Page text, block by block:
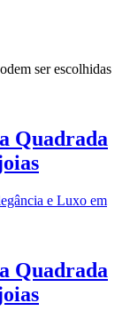
ser escolhidas
Quadrada
Quadrada